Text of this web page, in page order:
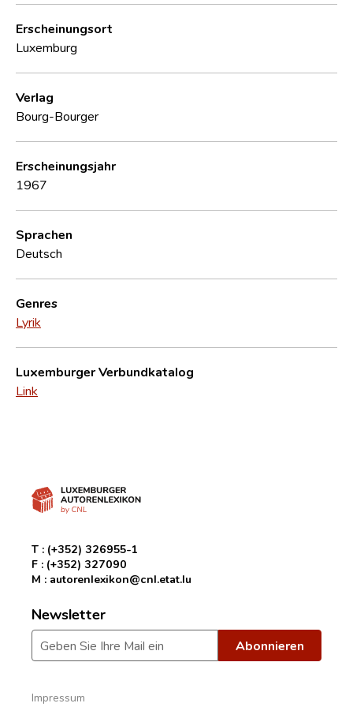
Erscheinungsort
Luxemburg
Verlag
Bourg-Bourger
Erscheinungsjahr
1967
Sprachen
Deutsch
Genres
Lyrik
Luxemburger Verbundkatalog
Link
T : (+352) 326955-1
F : (+352) 327090
M : autorenlexikon@cnl.etat.lu
Newsletter
Impressum